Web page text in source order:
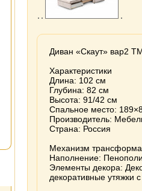
Диван «Скаут» вар2
Характеристики
Длина: 102 см
Глубина: 82 см
Высота: 91/42 см
Спальное место:
Производитель:
Страна: Россия
Механизм
Наполнение:
Элементы декора:
декоративные утяжки